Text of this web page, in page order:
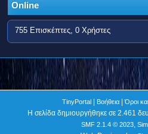
Online
755 Επισκέπτες, 0 Χρήστες
TinyPortal| Βοήθεια|Όροι
Η σελίδα δημιουργήθηκε σε 2.461
SMF 2.1.4 © 2023,